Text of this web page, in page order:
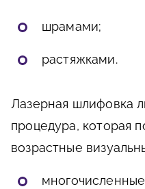
шрамами;
растяжками.
Лазерная шлифовка
процедура, которая
возрастные